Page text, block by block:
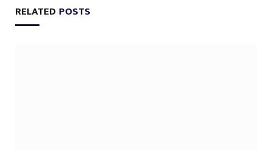
RELATED POSTS